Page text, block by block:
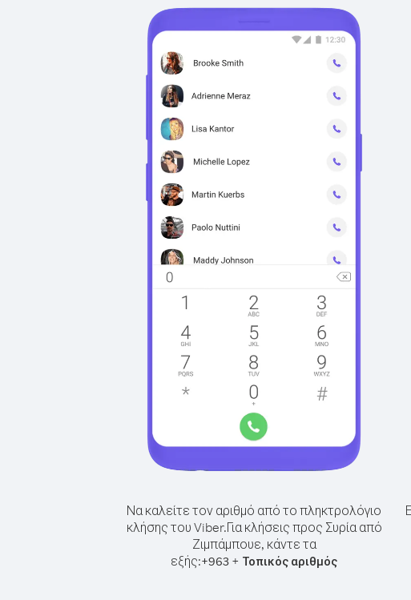
Να καλείτε τον αριθμό από το πληκτρολόγιο
κλήσης του Viber.Για κλήσεις προς Συρία από
Ζιμπάμπουε, κάντε τα
εξής:+963 + Τοπικός αριθμός